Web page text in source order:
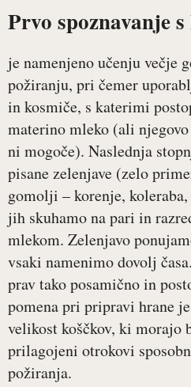
Prvo spoznavanje
je namenjeno učenju večje
požiranju, pri čemer
in kosmiče, s katerimi
materino mleko (ali
ni mogoče). Naslednja
pisane zelenjave (zelo
gomolji – korenje,
jih skuhamo na pari in
mlekom. Zelenjavo
vsaki namenimo dovolj
prav tako posamično in
pomena pri pripravi hrane
velikost koščkov, ki morajo
prilagojeni otrokovi
požiranja.